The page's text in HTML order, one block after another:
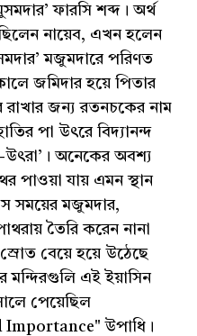
ফারসি শব্দ। অর্থ
ছিলেন নায়েব, এখন হলেন
মজুমদারে পরিণত
জমিদার হয়ে পিতার
রাখার জন্য রতনচকের নাম
পা উৎরে বিদ্যানন্দ
উৎরা’। অনেকের অবশ্য
পাওয়া যায় এমন স্থান
সময়ের মজুমদার,
তৈরি করেন নানা
বেয়ে হয়ে উঠেছে
মন্দিরগুলি এই ইয়াসিন
পেয়েছিল
উপাধি।